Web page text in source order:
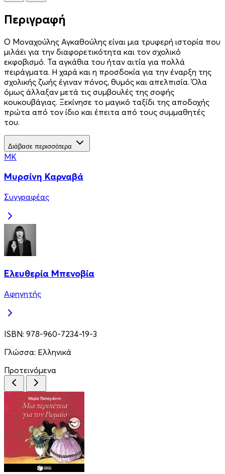
Περιγραφή
Ο Μοναχούλης Αγκαθούλης είναι μια τρυφερή ιστορία που
μιλάει για την διαφορετικότητα και τον σχολικό
εκφοβισμό. Τα αγκάθια του ήταν αιτία για πολλά
πειράγματα. Η χαρά και η προσδοκία για την έναρξη της
σχολικής ζωής έγιναν πόνος, θυμός και απελπισία. Όλα
όμως άλλαξαν μετά τις συμβουλές της σοφής
κουκουβάγιας. Ξεκίνησε το μαγικό ταξίδι της αποδοχής
πρώτα από τον ίδιο και έπειτα από τους συμμαθητές
του.
Διάβασε περισσότερα
ΜΚ
Μυρσίνη Καρναβά
Συγγραφέας
Ελευθερία Μπενοβία
Αφηγητής
ISBN: 978-960-7234-19-3
Γλώσσα: Ελληνικά
Προτεινόμενα